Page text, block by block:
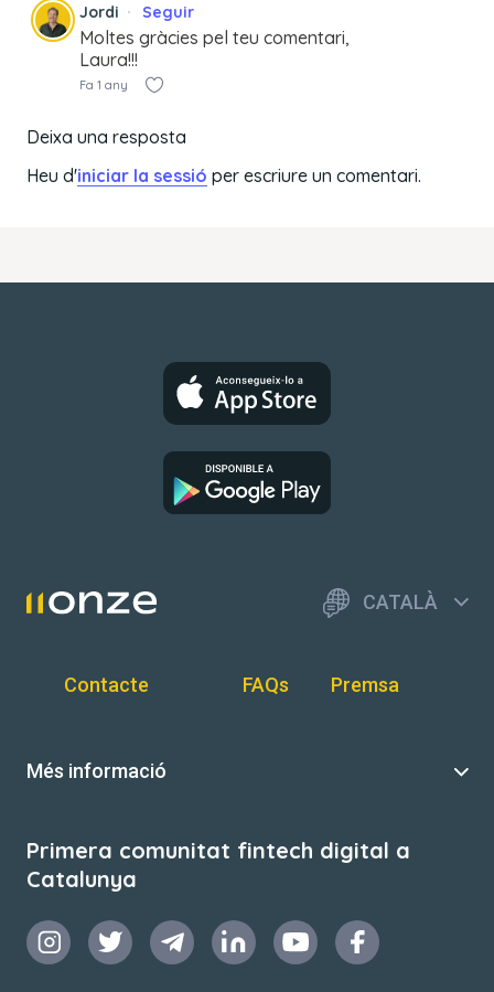
Jordi Seguir
Moltes gràcies pel teu comentari,
Laura!!!
Fa 1 any
Deixa una resposta
Heu d'iniciar la sessió per escriure un comentari.
CATALÀ
Contacte FAQs Premsa
Més informació
Primera comunitat fintech digital a
Catalunya